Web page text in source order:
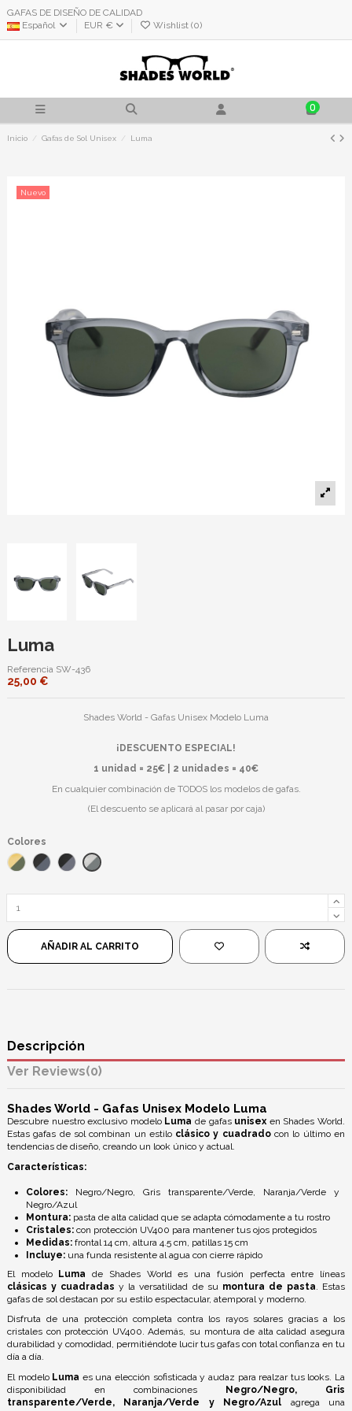
GAFAS DE DISEÑO DE CALIDAD
Español
EUR € Wishlist (0)
0
Inicio Gafas de Sol Unisex Luma
Nuevo
Luma
Referencia SW-436
25,00 €
Shades World - Gafas Unisex Modelo Luma
¡DESCUENTO ESPECIAL!
1 unidad = 25€ | 2 unidades = 40€
En cualquier combinación de TODOS los modelos de gafas.
(El descuento se aplicará al pasar por caja)
Colores
Naranja/Verde
Negro/AzulNegro/NegroGris Transparente/Verde
AÑADIR AL CARRITO
Descripción
Reviews(0)
Shades World - Gafas Unisex Modelo Luma
Descubre nuestro exclusivo modelo Luma de gafas unisex en Shades World.
Estas gafas de sol combinan un estilo clásico y cuadradocon lo último en
tendencias de diseño, creando un look único y actual.
Características:
Colores: Negro/Negro, Gris transparente/Verde, Naranja/Verde y
Negro/Azul
Montura: pasta de alta calidad que se adapta cómodamente a tu rostro
Cristales: con protección UV400 para mantener tus ojos protegidos
Medidas: frontal 14 cm, altura 4.5 cm, patillas 15 cm
Incluye: una funda resistente al agua con cierre rápido
El modelo Luma
de Shades World es una fusión perfecta entre líneas
clásicas y cuadradas y la versatilidad de su montura de pasta . Estas
gafas de sol destacan por su estilo espectacular, atemporal y moderno.
Disfruta de una protección completa contra los rayos solares gracias a los
cristales con protección UV400. Además, su montura de alta calidad asegura
durabilidad y comodidad, permitiéndote lucir tus gafas con total confianza en tu
día a día.
El modelo Luma es una elección sofisticada y audaz para realzar tus looks. La
disponibilidad en combinaciones Negro/Negro, Gris
transparente/Verde, Naranja/Verde y Negro/Azul agrega una